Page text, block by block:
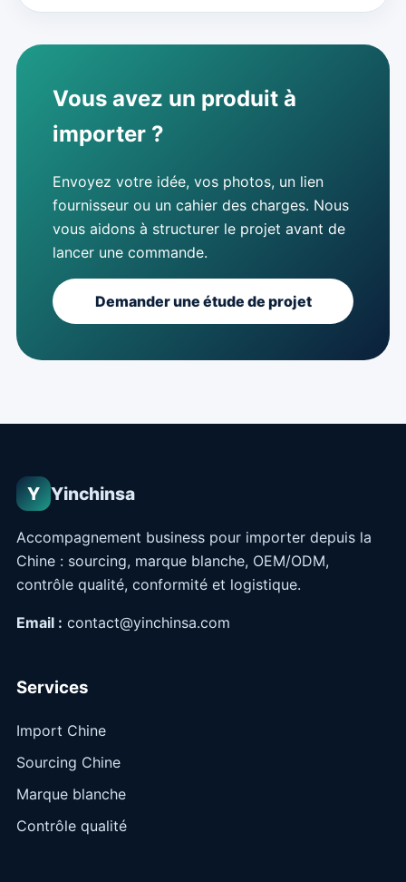
Vous avez un produit à
importer ?
Envoyez votre idée, vos photos, un lien
fournisseur ou un cahier des charges. Nous
vous aidons à structurer le projet avant de
lancer une commande.
Demander une étude de projet
Y Yinchinsa
Accompagnement business pour importer depuis la
Chine : sourcing, marque blanche, OEM/ODM,
contrôle qualité, conformité et logistique.
Email : contact@yinchinsa.com
Services
Import Chine
Sourcing Chine
Marque blanche
Contrôle qualité